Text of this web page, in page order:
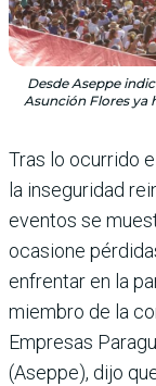
Desde Aseppe
Asunción Flores ya
Tras lo ocurrido
la inseguridad
eventos se
ocasione
enfrentar en la
miembro de la
Empresas
(Aseppe), dijo